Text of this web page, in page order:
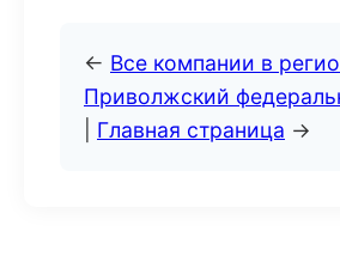
← Все компании в
Приволжский
Главная страница →